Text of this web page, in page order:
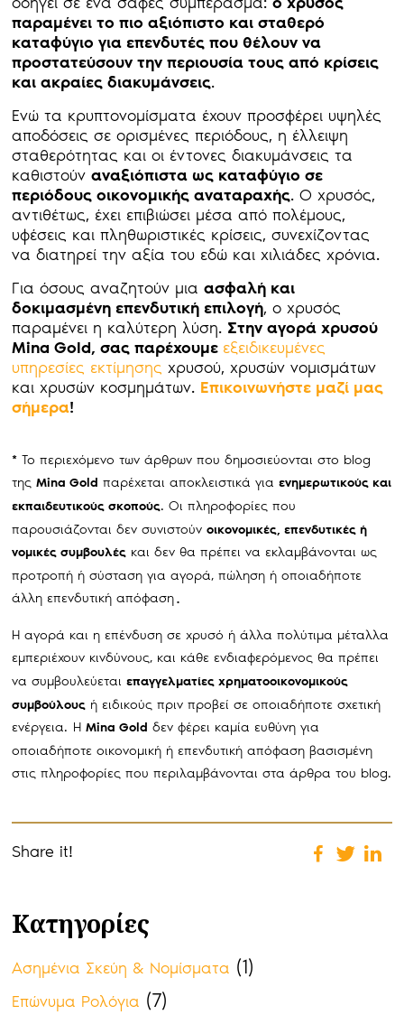
παραμένει το πιο αξιόπιστο και σταθερό
καταφύγιο για επενδυτές που θέλουν να
προστατεύσουν την περιουσία τους από κρίσεις
και ακραίες διακυμάνσεις.
Ενώ τα κρυπτονομίσματα έχουν προσφέρει υψηλές
αποδόσεις σε ορισμένες περιόδους, η έλλειψη
σταθερότητας και οι έντονες διακυμάνσεις τα
καθιστούναναξιόπιστα ως καταφύγιο σε
περιόδους οικονομικής αναταραχής. Ο χρυσός,
αντιθέτως, έχει επιβιώσει μέσα από πολέμους,
υφέσεις και πληθωριστικές κρίσεις, συνεχίζοντας
να διατηρεί την αξία του εδώ και χιλιάδες χρόνια.
Για όσους αναζητούν μιαασφαλή και
δοκιμασμένη επενδυτική επιλογή, ο χρυσός
παραμένει η καλύτερη λύση. Στην αγορά χρυσού
Mina Gold, σας παρέχουμε εξειδικευμένες
υπηρεσίες εκτίμησης χρυσού, χρυσών νομισμάτων
και χρυσών κοσμημάτων. Επικοινωνήστε μαζί μας
σήμερα!
* Το περιεχόμενο των άρθρων που δημοσιεύονται στο blog
τηςMina Gold παρέχεται αποκλειστικά γιαενημερωτικούς και
εκπαιδευτικούς σκοπούς. Οι πληροφορίες που
παρουσιάζονται δεν συνιστούνοικονομικές, επενδυτικές ή
νομικές συμβουλές και δεν θα πρέπει να εκλαμβάνονται ως
προτροπή ή σύσταση για αγορά, πώληση ή οποιαδήποτε
άλλη επενδυτική απόφαση.
Η αγορά και η επένδυση σε χρυσό ή άλλα πολύτιμα μέταλλα
εμπεριέχουν κινδύνους, και κάθε ενδιαφερόμενος θα πρέπει
να συμβουλεύεταιεπαγγελματίες χρηματοοικονομικούς
συμβούλους ή ειδικούς πριν προβεί σε οποιαδήποτε σχετική
ενέργεια. ΗMina Gold δεν φέρει καμία ευθύνη για
οποιαδήποτε οικονομική ή επενδυτική απόφαση βασισμένη
στις πληροφορίες που περιλαμβάνονται στα άρθρα του blog.
Share it!
Κατηγορίες
Ασημένια Σκεύη & Νομίσματα (1)
Επώνυμα Ρολόγια (7)